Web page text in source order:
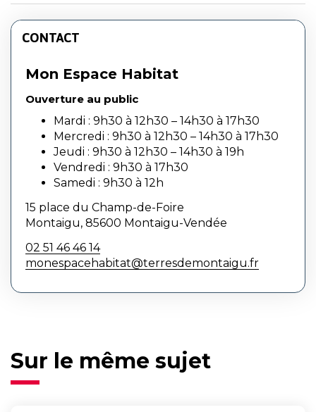
CONTACT
Mon Espace Habitat
Ouverture au public
Mardi : 9h30 à 12h30 – 14h30 à 17h30
Mercredi : 9h30 à 12h30 – 14h30 à 17h30
Jeudi : 9h30 à 12h30 – 14h30 à 19h
Vendredi : 9h30 à 17h30
Samedi : 9h30 à 12h
15 place du Champ-de-Foire
Montaigu, 85600 Montaigu-Vendée
02 51 46 46 14
monespacehabitat@terresdemontaigu.fr
Sur le même sujet